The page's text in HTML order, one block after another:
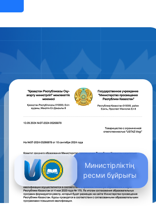
Министірліктің
ресми бұйрығы